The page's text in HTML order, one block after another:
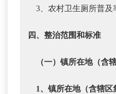
3、农村卫生厕所普及
四、整治范围和标准
（一）镇所在地（含
1、镇所在地（含辖